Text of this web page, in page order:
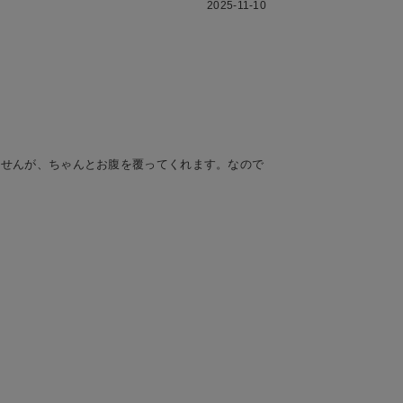
2025-11-10
んが、ちゃんとお腹を覆ってくれます。なので